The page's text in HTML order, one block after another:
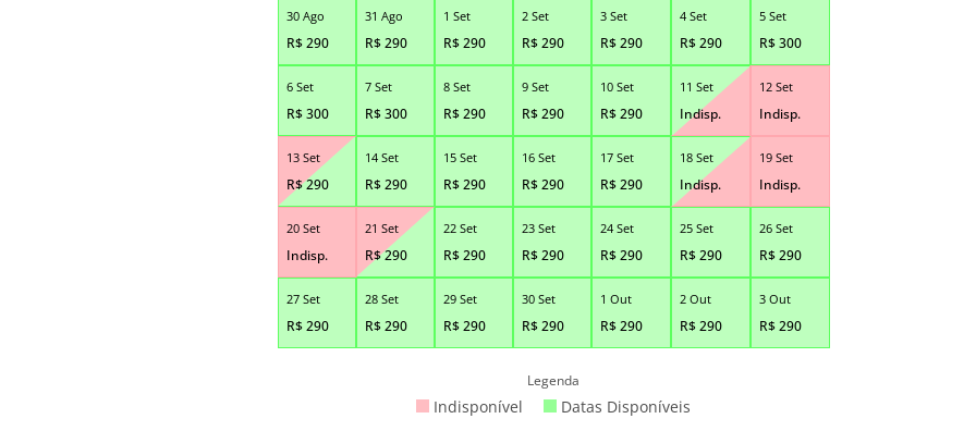
30 Ago
R$290
31 Ago
R$290
1 Set
R$290
2 Set
R$290
3 Set
R$290
4 Set
R$290
5 Set
R$300
6 Set
R$300
7 Set
R$300
8 Set
R$290
9 Set
R$290
10 Set
R$290
11 Set
Indisp.
12 Set
Indisp.
13 Set
R$290
14 Set
R$290
15 Set
R$290
16 Set
R$290
17 Set
R$290
18 Set
Indisp.
19 Set
Indisp.
20 Set
Indisp.
21 Set
R$290
22 Set
R$290
23 Set
R$290
24 Set
R$290
25 Set
R$290
26 Set
R$290
27 Set
R$290
28 Set
R$290
29 Set
R$290
30 Set
R$290
1 Out
R$290
2 Out
R$290
3 Out
R$290
Legenda
Indisponível Datas Disponíveis